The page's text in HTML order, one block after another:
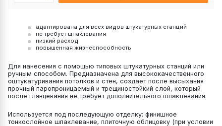
адаптирована для всех видов штукатурных станций
не требует шпаклевания
низкий расход
повышенная жизнеспособность
Для нанесения с помощью типовых штукатурных станций или
ручным способом. Предназначена для высококачественного
оштукатуривания потолков и стен, создает после высыхания
прочный паропроницаемый и трещиностойкий слой, который
после глянцевания не требует дополнительного шпаклевания.
Используется под последующую отделку: финишное
тонкослойное шпаклевание, плиточную облицовку (при условии